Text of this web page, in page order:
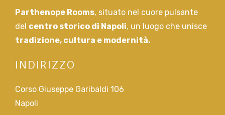
Parthenope Rooms, situato nel cuore pulsante
del centro storico di Napoli, un luogo che unisce
tradizione, cultura e modernità.
INDIRIZZO
Corso Giuseppe Garibaldi 106
Napoli